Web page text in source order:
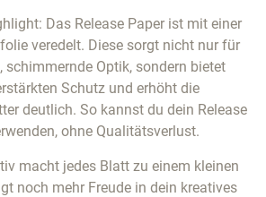
Das Release Paper ist mit einer
veredelt. Diese sorgt nicht nur für
schimmernde Optik, sondern bietet
Schutz und erhöht die
deutlich. So kannst du dein Release
ohne Qualitätsverlust.
macht jedes Blatt zu einem kleinen
noch mehr Freude in dein kreatives